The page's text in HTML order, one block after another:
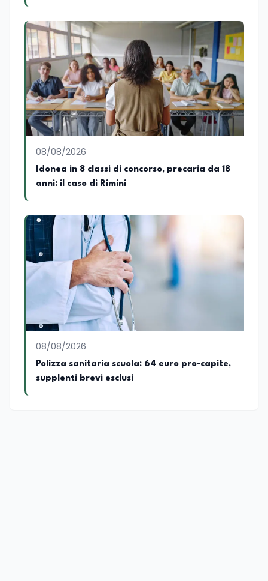
ed è membro del tavolo delle regioni,
dove coordina un progetto per la
creazione di un Hub Formativo in Tunisia.
Docente a contratto di Diritto
dell'Economia e Diritto Internazionale
presso la SSML di Lamezia Terme e
presso l'Università Telematica eCampus,
è autore di pubblicazioni in ambito
pedagogico sulle competenze
caratteriali e il framework LifeComp. Ha
tenuto interventi al Senato della
Regione Lombardia e a Buenos Aires su
temi che spaziano dalla pedagogia
Manager certificato MISE, unisce visione
strategica e competenza tecnologica
con una vocazione per il dialogo
istituzionale e la ricerca applicata.
08/08/2026
Idonea in 8 classi di concorso, precaria da 18
anni: il caso di Rimini
08/08/2026
Polizza sanitaria scuola: 64 euro pro-capite,
supplenti brevi esclusi